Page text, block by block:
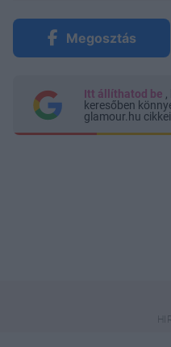
Megosztás
Itt állíthatod be ,
keresőben
glamour.hu